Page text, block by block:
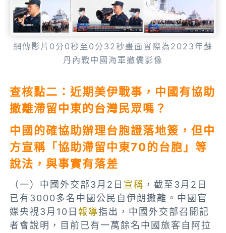
網傳影片0分0秒至0分32秒畫面實際為2023年蘇
丹內戰中國海軍撤僑影像
查核點二：近期美伊戰事，中國有協助
撤離滯留中東的台灣民眾嗎？
中國的確協助辦理台胞證落地簽，但中
方宣稱「協助滯留中東70的台胞」等
說法，與事實有落差
（一）中國外交部3月2日 宣稱 ，截至3月2日
已有3000多名中國公民自伊朗撤離。中國官
媒央視3月10日報導指出，中國外交部召開記
者會說明，目前已有一萬餘名中國旅客自阿拉